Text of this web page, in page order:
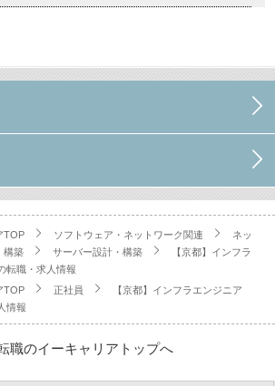
TOP ソフトウェア・ネットワーク関連
ネッ
構築
サーバー設計・構築
【京都】インフラ
転職・求人情報
TOP
正社員
【京都】インフラエンジニア
情報
職のイーキャリアトップへ